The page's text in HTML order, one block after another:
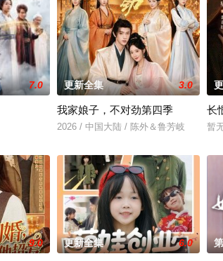
7.0 更新全集 3.0
我家娘子，不对劲第四季
2026 / 中国大陆 / 陈外＆鲁芳岐
长
暂
9.0 更新全集 6.0